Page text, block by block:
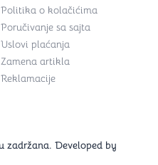
zadržana. Developed by
Politika o kolačićima
Poručivanje sa sajta
Uslovi plaćanja
Zamena artikla
Reklamacije